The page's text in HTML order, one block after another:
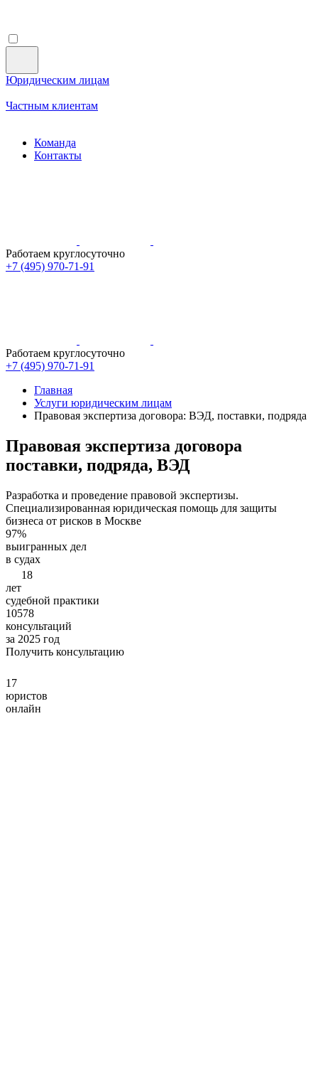
Юридическим лицам
Частным клиентам
Команда
Контакты
Работаем круглосуточно
+7 (495) 970-71-91
Работаем круглосуточно
+7 (495) 970-71-91
Главная
Услуги юридическим лицам
Правовая экспертиза договора: ВЭД, поставки, подряда
Правовая экспертиза договора
поставки, подряда, ВЭД
Разработка и проведение правовой экспертизы.
Специализированная юридическая помощь для защиты
бизнеса от рисков в Москве
97%
выигранных дел
в судах
18
лет
судебной практики
10578
консультаций
за 2025 год
Получить консультацию
17
юристов
онлайн